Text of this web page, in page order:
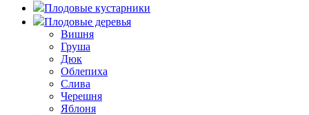
Плодовые кустарники
Плодовые деревья
Вишня
Груша
Дюк
Облепиха
Слива
Черешня
Яблоня